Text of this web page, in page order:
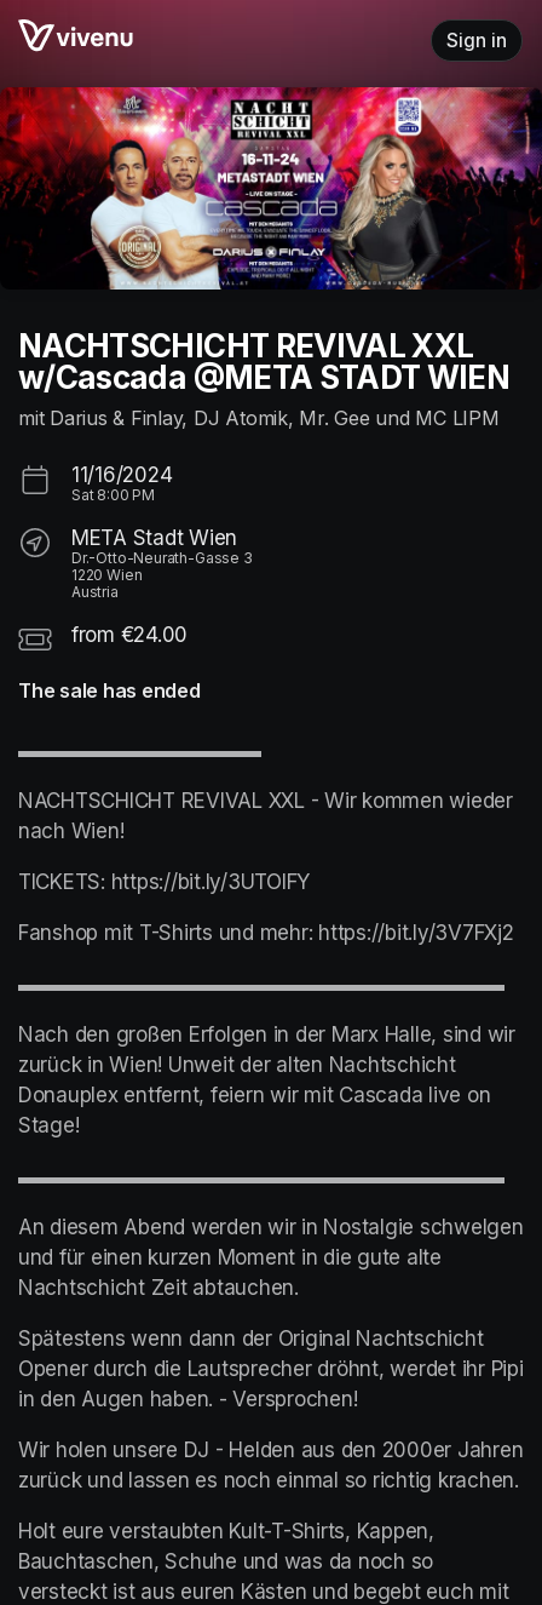
Skip header
Sign in
NACHTSCHICHT REVIVAL XXL
w/Cascada @META STADT WIEN
mit Darius & Finlay, DJ Atomik, Mr. Gee und MC LIPM
11/16/2024
Sat 8:00 PM
META Stadt Wien
Dr.-Otto-Neurath-Gasse 3
1220 Wien
Austria
from €24.00
The sale has ended
▬▬▬▬▬▬▬▬▬▬▬▬
NACHTSCHICHT REVIVAL XXL - Wir kommen wieder
nach Wien!
TICKETS: https://bit.ly/3UTOlFY
Fanshop mit T-Shirts und mehr: https://bit.ly/3V7FXj2
▬▬▬▬▬▬▬▬▬▬▬▬▬▬▬▬▬▬▬▬▬▬▬▬
Nach den großen Erfolgen in der Marx Halle, sind wir
zurück in Wien! Unweit der alten Nachtschicht
Donauplex entfernt, feiern wir mit Cascada live on
Stage!
▬▬▬▬▬▬▬▬▬▬▬▬▬▬▬▬▬▬▬▬▬▬▬▬
An diesem Abend werden wir in Nostalgie schwelgen
und für einen kurzen Moment in die gute alte
Nachtschicht Zeit abtauchen.
Spätestens wenn dann der Original Nachtschicht
Opener durch die Lautsprecher dröhnt, werdet ihr Pipi
in den Augen haben. - Versprochen!
Wir holen unsere DJ - Helden aus den 2000er Jahren
zurück und lassen es noch einmal so richtig krachen.
Holt eure verstaubten Kult-T-Shirts, Kappen,
Bauchtaschen, Schuhe und was da noch so
versteckt ist aus euren Kästen und begebt euch mit